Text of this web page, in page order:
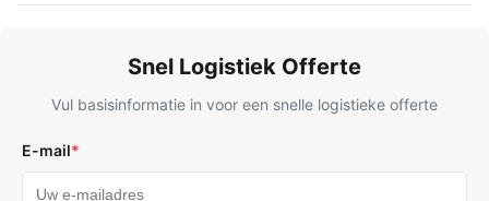
Snel Logistiek Offerte
Vul basisinformatie in voor een snelle logistieke offerte
E-mail*